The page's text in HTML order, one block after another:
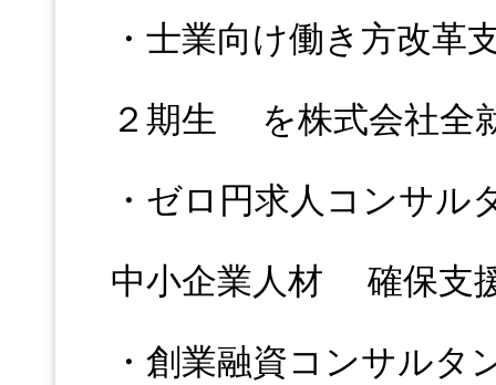
・士業向け働き方改革
２期生 を株式会社全
・ゼロ円求人コンサル
中小企業人材 確保支
・創業融資コンサル